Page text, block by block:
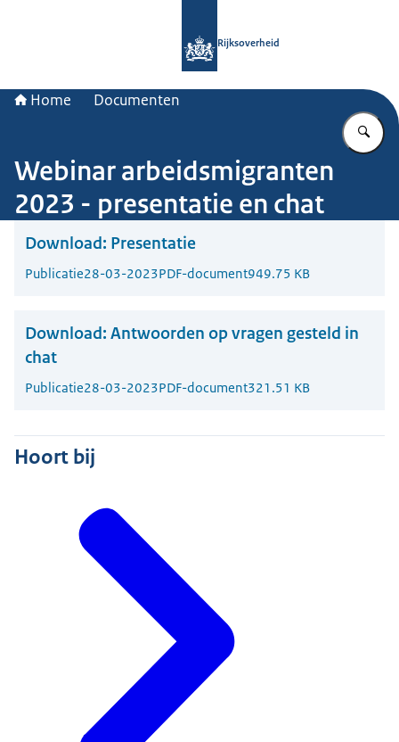
Rijksoverheid
Home Documenten
Webinar arbeidsmigranten
2023 - presentatie en chat
Download: Presentatie
Publicatie28-03-2023PDF-document949.75 KB
Download: Antwoorden op vragen gesteld in
chat
Publicatie28-03-2023PDF-document321.51 KB
Hoort bij